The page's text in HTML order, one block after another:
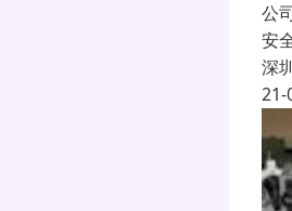
公
安
深
21-